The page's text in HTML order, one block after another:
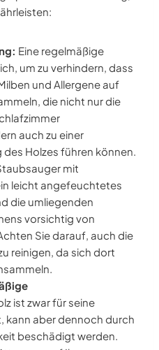
Eine regelmäßige
um zu verhindern, dass
und Allergene auf
die nicht nur die
auch zu einer
Holzes führen können.
mit
leicht angefeuchtetes
die umliegenden
vorsichtig von
Sie darauf, auch die
reinigen, da sich dort
ist zwar für seine
kann aber dennoch durch
beschädigt werden.